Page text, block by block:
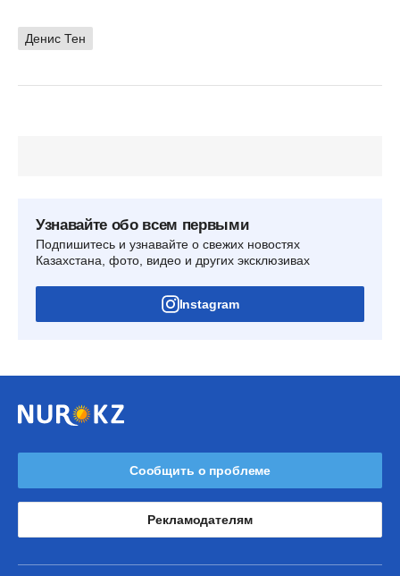
Денис Тен
Узнавайте обо всем первыми
Подпишитесь и узнавайте о свежих новостях
Казахстана, фото, видео и других эксклюзивах
Instagram
Сообщить о проблеме
Рекламодателям